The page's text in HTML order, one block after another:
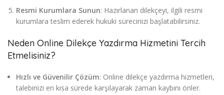
Resmi Kurumlara Sunun: Hazırlanan dilekçeyi, ilgili resmi
kurumlara teslim ederek hukuki sürecinizi başlatabilirsiniz.
Neden Online Dilekçe Yazdırma Hizmetini Tercih
Etmelisiniz?
Hızlı ve Güvenilir Çözüm: Online dilekçe yazdırma hizmetleri,
talebinizi en kısa sürede karşılayarak zaman kaybını önler.